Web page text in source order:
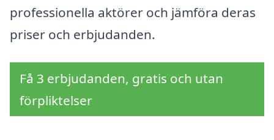
professionella aktörer och jämföra deras
priser och erbjudanden.
Få 3 erbjudanden, gratis och utan
förpliktelser